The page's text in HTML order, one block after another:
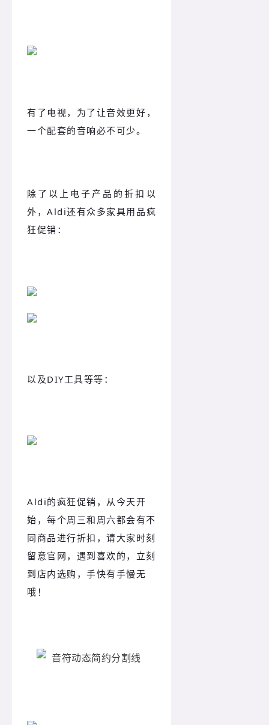
有了电视，为了让音效更好，
一个配套的音响必不可少。
除了以上电子产品的折扣以
外，Aldi还有众多家具用品疯
狂促销：
以及DIY工具等等：
Aldi的疯狂促销，从今天开
始，每个周三和周六都会有不
同商品进行折扣，请大家时刻
留意官网，遇到喜欢的， 立刻
到店内选购，手快有手慢无
哦！